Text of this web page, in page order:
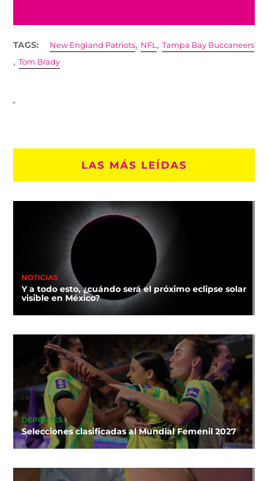
TAGS: New England Patriots, NFL ,Tampa Bay Buccaneers
,Tom Brady
LAS MÁS LEÍDAS
NOTICIAS
Y a todo esto, ¿cuándo será el próximo eclipse solar
visible en México?
DEPORTES
Selecciones clasificadas al Mundial Femenil 2027